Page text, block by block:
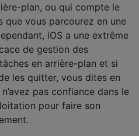
plan, ou qui compte le
que vous parcourez en une
iOS a une extrême
de gestion des
en arrière-plan et si
les quitter, vous dites en
pas confiance dans le
pour faire son